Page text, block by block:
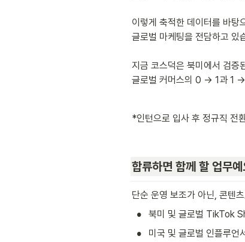
이렇게 축적한 데이터를 바
글로벌 마케팅을 전담하고 있
지금 코스덕은 북미에서 검증
글로벌 커머스의 0 → 1과 1 →
*인턴으로 입사 후 정규직 전
합류하면 함께 할 업무
단순 운영 보조가 아닌, 콘텐
• 북미 및 글로벌 TikTok
• 미국 및 글로벌 인플루언